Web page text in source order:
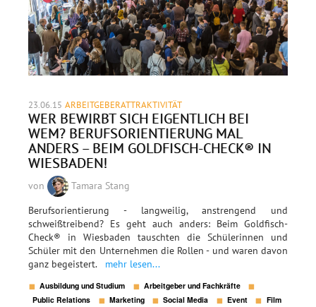
23.06.15 ARBEITGEBERATTRAKTIVITÄT
WER BEWIRBT SICH EIGENTLICH BEI
WEM? BERUFSORIENTIERUNG MAL
ANDERS – BEIM GOLDFISCH-CHECK® IN
WIESBADEN!
von
Tamara Stang
Berufsorientierung - langweilig, anstrengend und
schweißtreibend? Es geht auch anders: Beim Goldfisch-
Check® in Wiesbaden tauschten die Schülerinnen und
Schüler mit den Unternehmen die Rollen - und waren davon
ganz begeistert. mehr lesen...
Ausbildung und Studium
Arbeitgeber und Fachkräfte
Public Relations
Marketing Social Media Event
Film